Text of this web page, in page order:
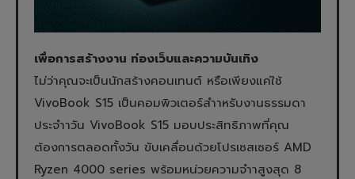
เพื่อการสร้างงาน ท่องเว็บและความบันเทิง
ไม่ว่าคุณจะเป็นนักสร้างคอนเทนต์ หรือเพียงแค่ใช้
VivoBook S15 เป็นคอมพิวเตอร์สำาหรับงานธรรมดา
ประจำาวัน VivoBook S15 มอบประสิทธิภาพที่คุณ
ต้องการตลอดทั้งวัน ขับเคลื่อนด้วยโปรเซสเซอร์ AMD
Ryzen 4000 series พร้อมหน่วยความจำาสูงสุด 8